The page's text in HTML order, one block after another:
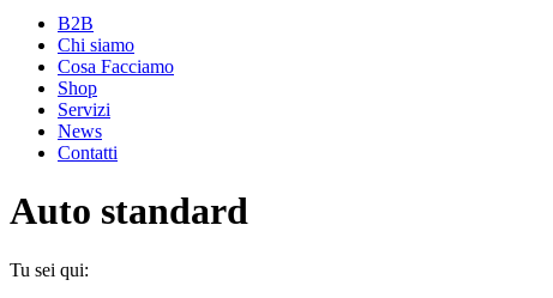
B2B
Chi siamo
Cosa Facciamo
Shop
Servizi
News
Contatti
Auto standard
Tu sei qui: